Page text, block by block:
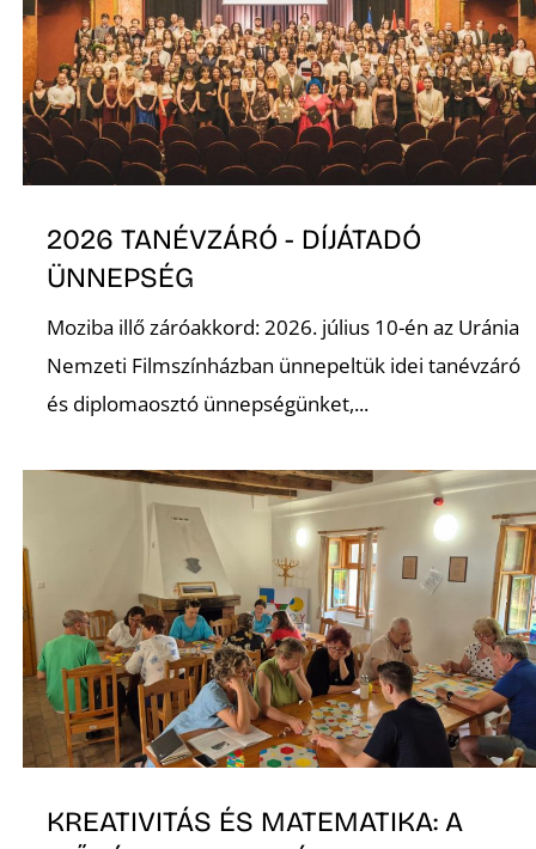
2026 TANÉVZÁRÓ - DÍJÁTADÓ
ÜNNEPSÉG
Moziba illő záróakkord: 2026. július 10-én az Uránia
Nemzeti Filmszínházban ünnepeltük idei tanévzáró
és diplomaosztó ünnepségünket,...
KREATIVITÁS ÉS MATEMATIKA: A